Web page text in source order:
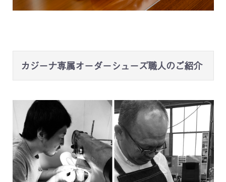
カジーナ専属オーダーシューズ職人のご紹介